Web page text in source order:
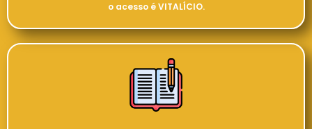
o acesso é VITALÍCIO.